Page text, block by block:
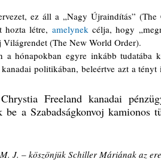
létre, amelynek célja, hogy
Világrendet (The New World Order).
politikában, beleértve azt a
Freeland kanadai
be a Szabadságkonvoj kamionos
J. – köszönjük Schiller Máriának az